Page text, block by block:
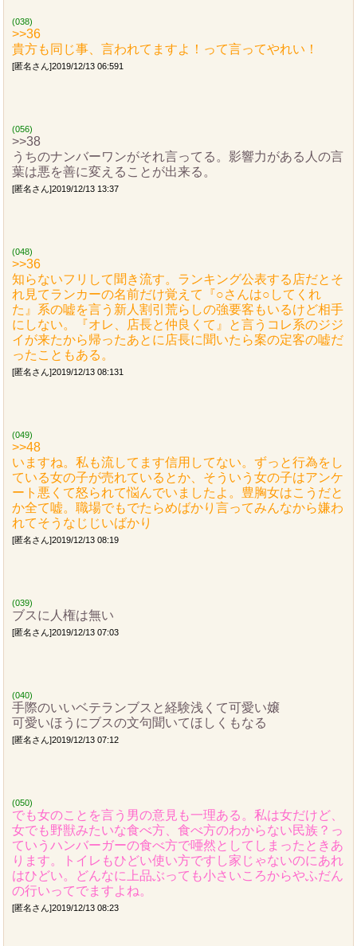
(038)
>>36
貴方も同じ事、言われてますよ！って言ってやれい！
[匿名さん]2019/12/13 06:591
(056)
>>38
うちのナンバーワンがそれ言ってる。影響力がある人の言
葉は悪を善に変えることが出来る。
[匿名さん]2019/12/13 13:37
(048)
>>36
知らないフリして聞き流す。ランキング公表する店だとそ
れ見てランカーの名前だけ覚えて『○さんは○してくれ
た』系の嘘を言う新人割引荒らしの強要客もいるけど相手
にしない。『オレ、店長と仲良くて』と言うコレ系のジジ
イが来たから帰ったあとに店長に聞いたら案の定客の嘘だ
ったこともある。
[匿名さん]2019/12/13 08:131
(049)
>>48
いますね。私も流してます信用してない。ずっと行為をし
ている女の子が売れているとか、そういう女の子はアンケ
ート悪くて怒られて悩んでいましたよ。豊胸女はこうだと
か全て嘘。職場でもでたらめばかり言ってみんなから嫌わ
れてそうなじじいばかり
[匿名さん]2019/12/13 08:19
(039)
ブスに人権は無い
[匿名さん]2019/12/13 07:03
(040)
手際のいいベテランブスと経験浅くて可愛い嬢
可愛いほうにブスの文句聞いてほしくもなる
[匿名さん]2019/12/13 07:12
(050)
でも女のことを言う男の意見も一理ある。私は女だけど、
女でも野獣みたいな食べ方、食べ方のわからない民族？っ
ていうハンバーガーの食べ方で唖然としてしまったときあ
ります。トイレもひどい使い方ですし家じゃないのにあれ
はひどい。どんなに上品ぶっても小さいころからやふだん
の行いってでますよね。
[匿名さん]2019/12/13 08:23